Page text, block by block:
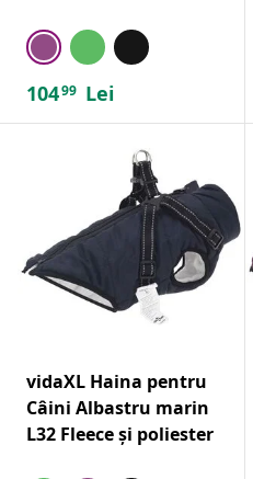
10499 Lei
vidaXL Haina pentru
Câini Albastru marin
L32 Fleece și poliester